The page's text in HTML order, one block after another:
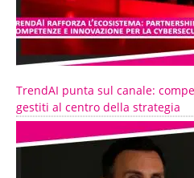
TrendAI punta sul canale:
gestiti al centro della strategia